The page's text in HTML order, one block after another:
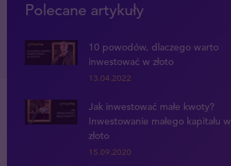
Polecane artykuły
10 powodów, dlaczego warto
inwestować w złoto
13.04.2022
Jak inwestować małe kwoty?
Inwestowanie małego kapitału w
złoto
15.09.2020